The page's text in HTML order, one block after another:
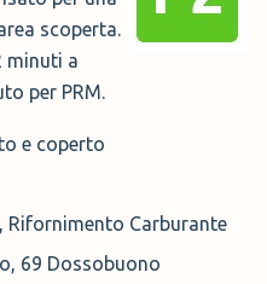
scoperta.
minuti a
per PRM.
e coperto
Rifornimento Carburante
69 Dossobuono